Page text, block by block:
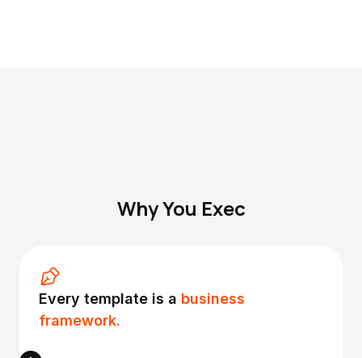
Why You Exec
Every template is a business
framework.